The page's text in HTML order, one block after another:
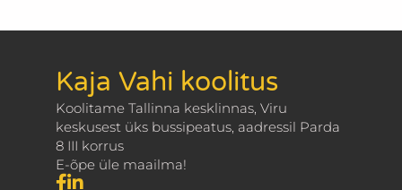
Kaja Vahi koolitus
Koolitame Tallinna kesklinnas, Viru
keskusest üks bussipeatus, aadressil Parda
8 III korrus
E-õpe üle maailma!